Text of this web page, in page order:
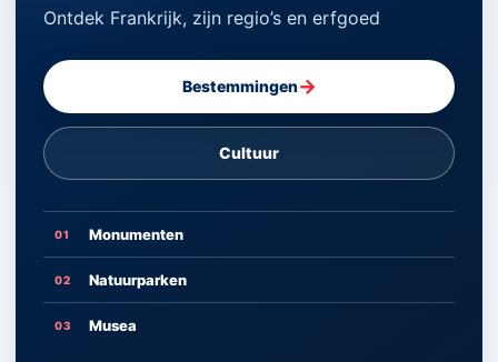
Ontdek Frankrijk, zijn regio’s en erfgoed
Bestemmingen→
Cultuur
01 Monumenten
02 Natuurparken
03 Musea